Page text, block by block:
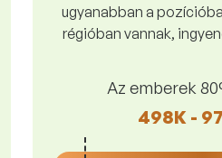
ugyanabban a
régióban vannak,
Az emberek
498K -